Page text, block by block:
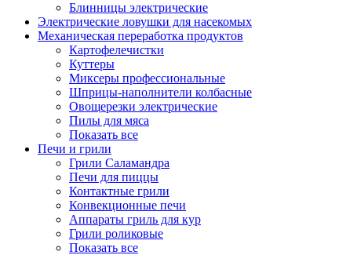
Блинницы электрические
Электрические ловушки для насекомых
Механическая переработка продуктов
Картофелечистки
Куттеры
Миксеры профессиональные
Шприцы-наполнители колбасные
Овощерезки электрические
Пилы для мяса
Показать все
Печи и грили
Грили Саламандра
Печи для пиццы
Контактные грили
Конвекционные печи
Аппараты гриль для кур
Грили роликовые
Показать все